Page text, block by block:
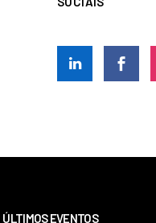
ÚLTIMOS EVENTOS